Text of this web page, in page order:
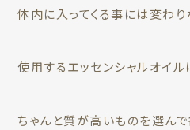
体内に入ってくる事には変わり
使用するエッセンシャルオイル
ちゃんと質が高いものを選ん